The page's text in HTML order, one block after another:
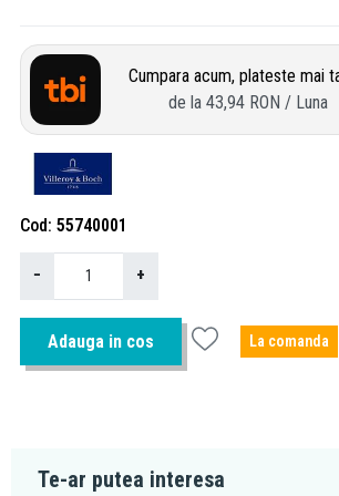
Cumpara acum, plateste mai
de la 43,94 RON / Luna
Cod 55740001
− +
Adauga in cos La comanda
Te-ar putea interesa